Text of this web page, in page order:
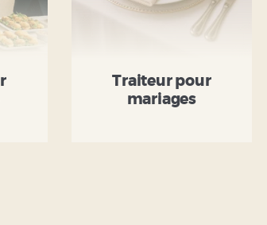
Traiteur pour
mariages